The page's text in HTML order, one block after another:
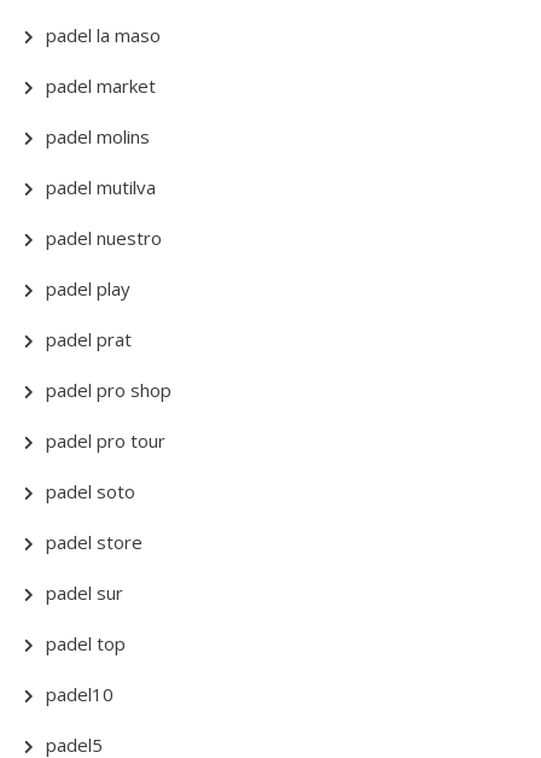
padel la maso
padel market
padel molins
padel mutilva
padel nuestro
padel play
padel prat
padel pro shop
padel pro tour
padel soto
padel store
padel sur
padel top
padel10
padel5